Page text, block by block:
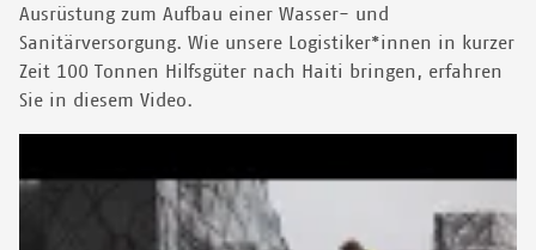
Ausrüstung zum Aufbau einer Wasser- und
Sanitärversorgung. Wie unsere Logistiker*innen in kurzer
Zeit 100 Tonnen Hilfsgüter nach Haiti bringen, erfahren
Sie in diesem Video.